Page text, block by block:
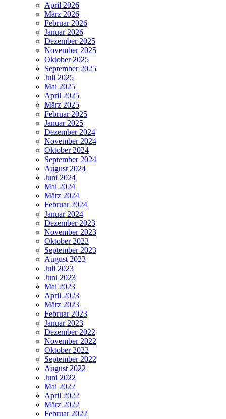
April 2026
März 2026
Februar 2026
Januar 2026
Dezember 2025
November 2025
Oktober 2025
September 2025
Juli 2025
Mai 2025
April 2025
März 2025
Februar 2025
Januar 2025
Dezember 2024
November 2024
Oktober 2024
September 2024
August 2024
Juni 2024
Mai 2024
März 2024
Februar 2024
Januar 2024
Dezember 2023
November 2023
Oktober 2023
September 2023
August 2023
Juli 2023
Juni 2023
Mai 2023
April 2023
März 2023
Februar 2023
Januar 2023
Dezember 2022
November 2022
Oktober 2022
September 2022
August 2022
Juni 2022
Mai 2022
April 2022
März 2022
Februar 2022